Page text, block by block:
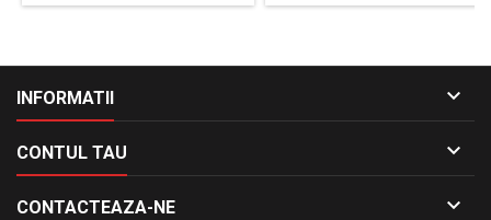
INFORMATII 
CONTUL TAU 
CONTACTEAZA-NE 